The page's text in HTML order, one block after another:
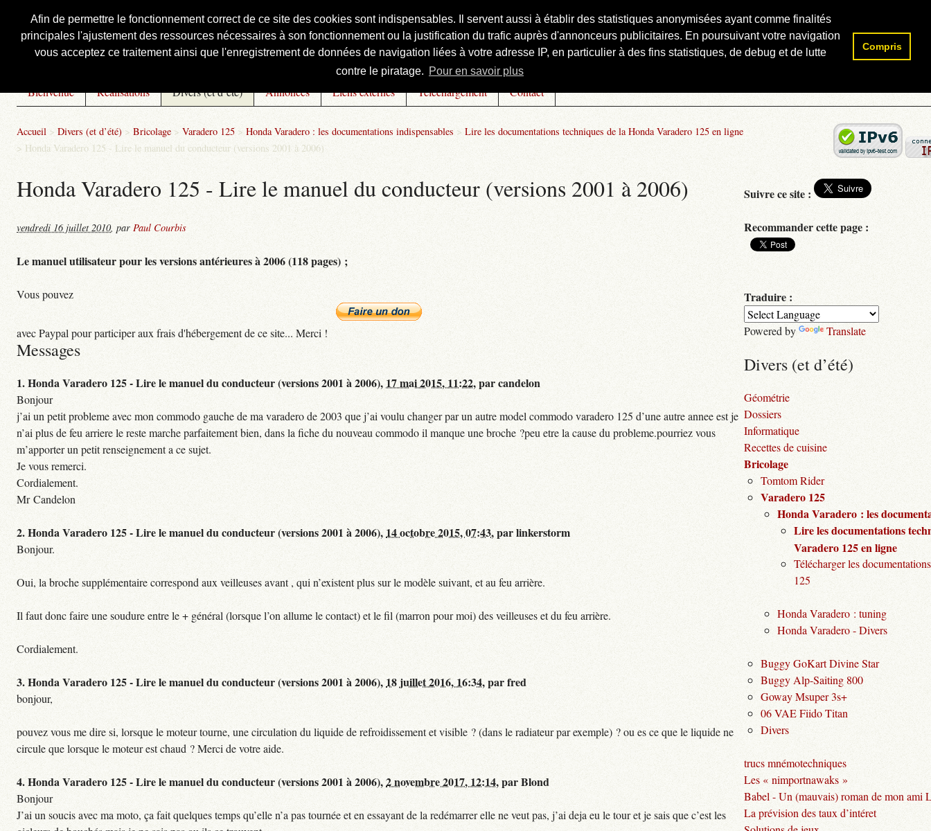
Afin de permettre le fonctionnement correct de ce site des cookies sont indispensables. Il servent aussi à établir des statistiques anonymisées ayant comme finalités
principales l'ajustement des ressources nécessaires à son fonctionnement ou la justification du trafic auprès d'annonceurs publicitaires. En poursuivant votre navigation
vous acceptez ce traitement ainsi que l'enregistrement de données de navigation liées à votre adresse IP, en particulier à des fins statistiques, de debug et de lutte
contre le piratage. Pour en savoir plus
Compris
Courbis, « LE » Blog Officiel
Bienvenue Réalisations Divers (et d’été) Annonces Liens externes Téléchargement Contact
Accueil > Divers (et d’été) > Bricolage > Varadero 125 > Honda Varadero : les documentations indispensables > Lire les documentations techniques de la Honda Varadero 125 en ligne
> Honda Varadero 125 - Lire le manuel du conducteur (versions 2001 à 2006)
Honda Varadero 125 - Lire le manuel du conducteur (versions 2001 à 2006)
vendredi 16 juillet 2010, par Paul Courbis
Le manuel utilisateur pour les versions antérieures à 2006 (118 pages) ;
Vous pouvez
avec Paypal pour participer aux frais d'hébergement de ce site... Merci !
Messages
1.Honda Varadero 125 - Lire le manuel du conducteur (versions 2001 à 2006), 17 mai 2015, 11:22,parcandelon
Bonjour
j’ai un petit probleme avec mon commodo gauche de ma varadero de 2003 que j’ai voulu changer par un autre model commodo varadero 125 d’une autre annee est je
n’ai plus de feu arriere le reste marche parfaitement bien, dans la fiche du nouveau commodo il manque une broche ?peu etre la cause du probleme.pourriez vous
m’apporter un petit renseignement a ce sujet.
Je vous remerci.
Cordialement.
Mr Candelon
2.Honda Varadero 125 - Lire le manuel du conducteur (versions 2001 à 2006), 14 octobre 2015, 07:43,parlinkerstorm
Bonjour.
Oui, la broche supplémentaire correspond aux veilleuses avant , qui n’existent plus sur le modèle suivant, et au feu arrière.
Il faut donc faire une soudure entre le + général (lorsque l’on allume le contact) et le fil (marron pour moi) des veilleuses et du feu arrière.
Cordialement.
3.Honda Varadero 125 - Lire le manuel du conducteur (versions 2001 à 2006), 18 juillet 2016, 16:34,parfred
bonjour,
pouvez vous me dire si, lorsque le moteur tourne, une circulation du liquide de refroidissement et visible ? (dans le radiateur par exemple) ? ou es ce que le liquide ne
circule que lorsque le moteur est chaud ? Merci de votre aide.
4.Honda Varadero 125 - Lire le manuel du conducteur (versions 2001 à 2006),2 novembre 2017, 12:14,parBlond
Bonjour
J’ai un soucis avec ma moto, ça fait quelques temps qu’elle n’a pas tournée et en essayant de la redémarrer elle ne veut pas, j’ai deja eu le tour et je sais que c’est les
Rechercher :
Suivre ce site :
Recommander cette page :
Traduire :
Powered by Translate
Divers (et d’été)
Géométrie
Dossiers
Informatique
Recettes de cuisine
Bricolage
Tomtom Rider
Varadero 125
Honda Varadero : les
Lire les documentations
Varadero 125 en ligne
Télécharger les
125
Honda Varadero : tuning
Honda Varadero - Divers
Buggy GoKart Divine Star
Buggy Alp-Saiting 800
Goway Msuper 3s+
06 VAE Fiido Titan
Divers
trucs mnémotechniques
Les « nimportnawaks »
Babel - Un (mauvais) roman de mon ami
La prévision des taux d’intéret